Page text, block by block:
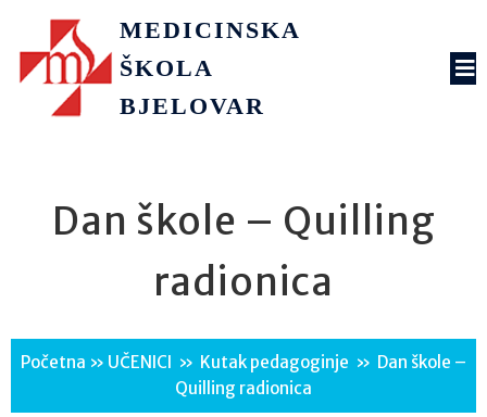
MEDICINSKA
ŠKOLA
BJELOVAR
Dan škole – Quilling
radionica
Početna » UČENICI » Kutak pedagoginje » Dan škole –
Quilling radionica